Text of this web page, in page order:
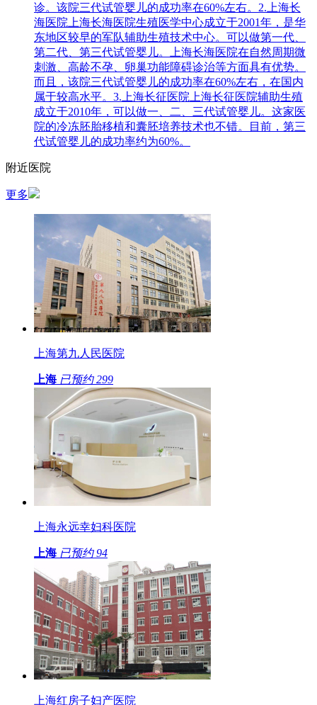
诊。该院三代试管婴儿的成功率在60%左右。2.上海长
海医院上海长海医院生殖医学中心成立于2001年，是华
东地区较早的军队辅助生殖技术中心。可以做第一代、
第二代、第三代试管婴儿。上海长海医院在自然周期微
刺激、高龄不孕、卵巢功能障碍诊治等方面具有优势。
而且，该院三代试管婴儿的成功率在60%左右，在国内
属于较高水平。3.上海长征医院上海长征医院辅助生殖
成立于2010年，可以做一、二、三代试管婴儿。这家医
院的冷冻胚胎移植和囊胚培养技术也不错。目前，第三
代试管婴儿的成功率约为60%。
附近医院
更多
上海第九人民医院
上海 已预约 299
上海永远幸妇科医院
上海 已预约 94
上海红房子妇产医院